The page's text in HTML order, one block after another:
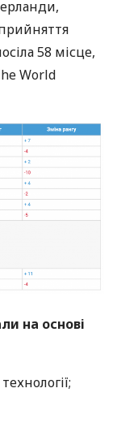
58 місце,
World
на основі